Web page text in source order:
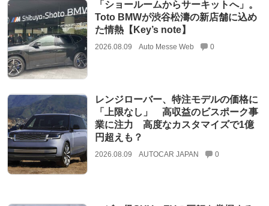
「ショールームからサーキットへ」。
Toto BMWが渋谷松濤の新店舗に込め
た情熱【Key’s note】
2026.08.09 Auto Messe Web 0
レンジローバー、特注モデルの価格に
「上限なし」 高収益のビスポーク事
業に注力 高度なカスタマイズで1億
円超えも？
2026.08.09 AUTOCAR JAPAN 0